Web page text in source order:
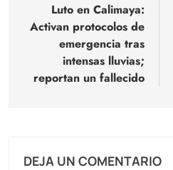
entradas
Luto en Calimaya:
Activan protocolos de
emergencia tras
intensas lluvias;
reportan un fallecido
DEJA UN COMENTARIO